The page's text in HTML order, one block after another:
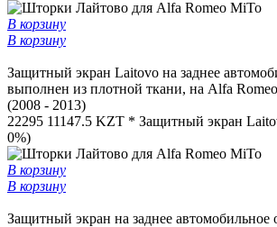
В корзину
В корзину
Защитный экран Laitovo на заднее
выполнен из плотной ткани, на Alfa
(2008 - 2013)
22295 11147.5 KZT * Защитный экран
0%)
В корзину
В корзину
Защитный экран на заднее